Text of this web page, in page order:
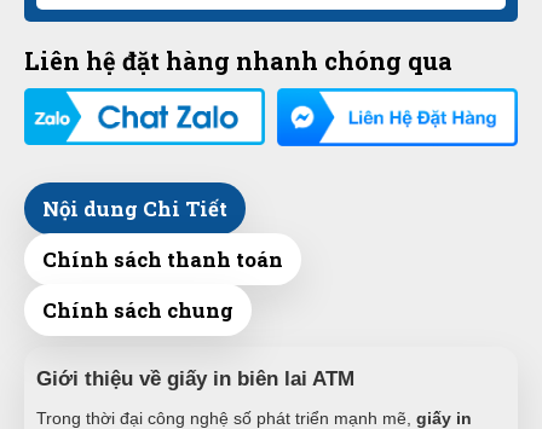
Liên hệ đặt hàng nhanh chóng qua
Nội dung Chi Tiết
Chính sách thanh toán
Chính sách chung
Giới thiệu về giấy in biên lai ATM
Trong thời đại công nghệ số phát triển mạnh mẽ, giấy in